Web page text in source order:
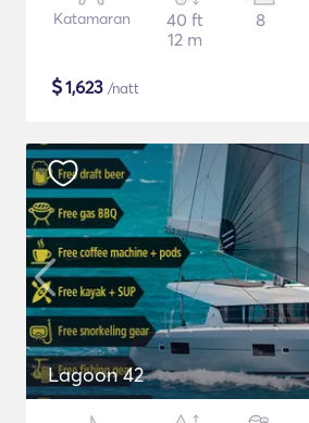
Katamaran
40 ft
12 m
8
$1,623 /natt
Lagoon 42